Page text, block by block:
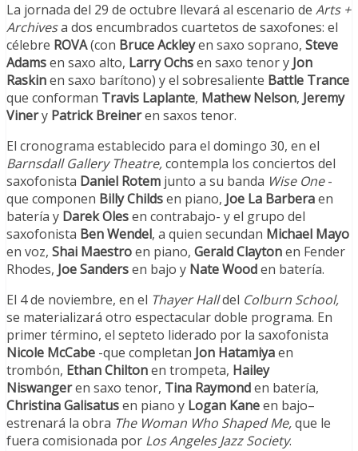
La jornada del 29 de octubre llevará al escenario de Arts +
Archivesa dos encumbrados cuartetos de saxofones: el
célebre ROVA(con Bruce Ackleyen saxo soprano, Steve
Adamsen saxo alto, Larry Ochsen saxo tenor y Jon
Raskinen saxo barítono) y el sobresaliente Battle Trance
que conforman Travis Laplante, Mathew Nelson, Jeremy
Vinery Patrick Breineren saxos tenor.
El cronograma establecido para el domingo 30, en el
Barnsdall Gallery Theatre,contempla los conciertos del
saxofonista Daniel Rotem junto a su banda Wise One-
que componen Billy Childsen piano, Joe La Barberaen
batería y DarekOlesen contrabajo- y el grupo del
saxofonista Ben Wendel, a quien secundan Michael Mayo
en voz, Shai Maestroen piano, Gerald Claytonen Fender
Rhodes, Joe Sandersen bajo y Nate Wooden batería.
El 4 de noviembre, en el Thayer Halldel Colburn School,
se materializará otro espectacular doble programa. En
primer término, el septeto liderado por la saxofonista
Nicole McCabe -que completan Jon Hatamiyaen
trombón, Ethan Chiltonen trompeta, Hailey
Niswangeren saxo tenor, Tina Raymonden batería,
Christina Galisatusen piano y Logan Kaneen bajo–
estrenará la obra The Woman Who Shaped Me,que le
fuera comisionada por Los Angeles Jazz Society.